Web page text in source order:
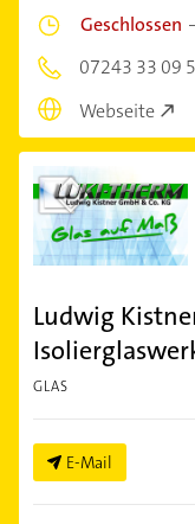
Geschlossen
07243 33 09
Webseite
Ludwig
GLAS
E-Mail